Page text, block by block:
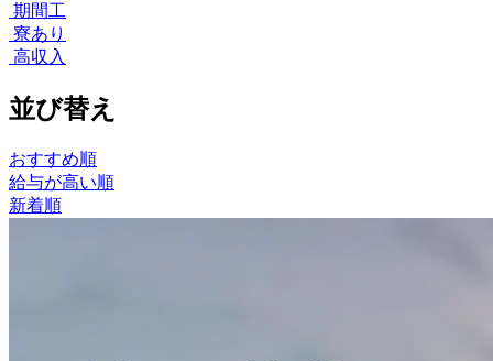
期間工
寮あり
高収入
並び替え
おすすめ順
給与が高い順
新着順